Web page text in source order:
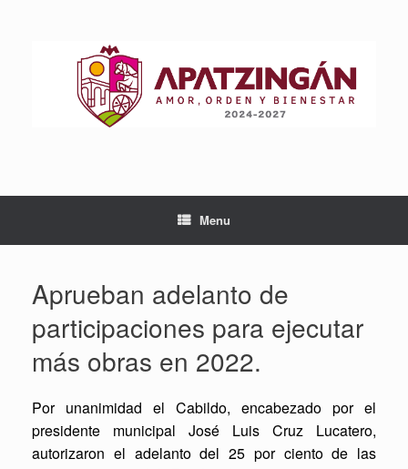
Menu
Aprueban adelanto de
participaciones para ejecutar
más obras en 2022.
Por unanimidad el Cabildo, encabezado por el
presidente municipal José Luis Cruz Lucatero,
autorizaron el adelanto del 25 por ciento de las